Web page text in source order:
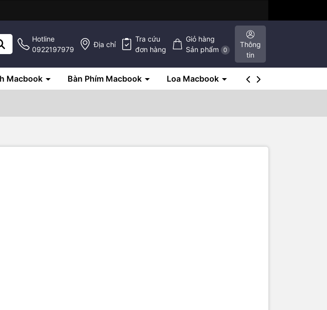
Hotline
0922197979
Địa chỉ
Tra cứu
đơn hàng
Giỏ hàng
Sản phẩm
0
Thông
tin
Macbook Bàn Phím Macbook Loa Macbook SSD Macbook